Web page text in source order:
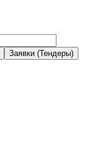
Заявки (Тендеры)